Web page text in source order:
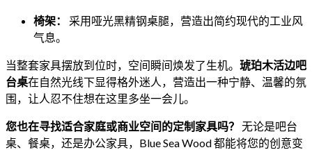
椅架：
采用哑光黑精钢桌腿，营造出简约现代的工业风
气息。
当整套家具摆放到位时，空间瞬间焕发了生机。 琥珀木活边吧
台桌在自然光线下显得格外迷人，营造出一种宁静、温馨的氛
围，让人忍不住想在这里多坐一会儿。
您也在寻找适合家庭或商业空间的定制家具吗？ 无论是吧台
桌、餐桌，还是办公家具，Blue Sea Wood 都能将您的创意变